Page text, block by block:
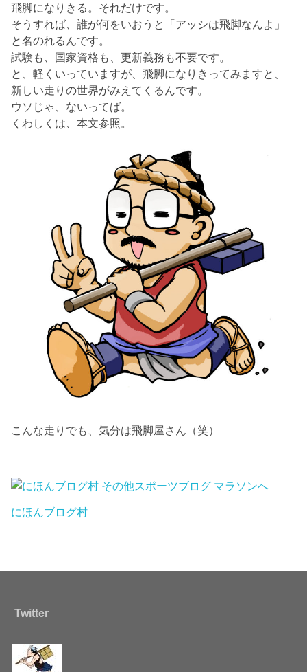
飛脚になりきる。それだけです。
そうすれば、誰が何をいおうと「アッシは飛脚なんよ」
と名のれるんです。
試験も、国家資格も、更新義務も不要です。
と、軽くいっていますが、飛脚になりきってみますと、
新しい走りの世界がみえてくるんです。
ウソじゃ、ないってば。
くわしくは、本文参照。
こんな走りでも、気分は飛脚屋さん（笑）
にほんブログ村
Twitter